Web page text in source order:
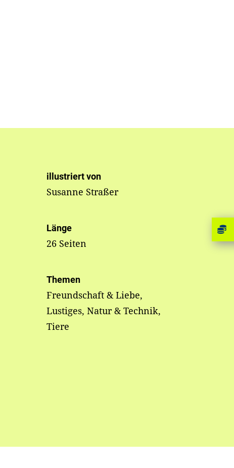
illustriert von
Susanne Straßer
Länge
26 Seiten
Themen
Freundschaft & Liebe,
Lustiges, Natur & Technik,
Tiere